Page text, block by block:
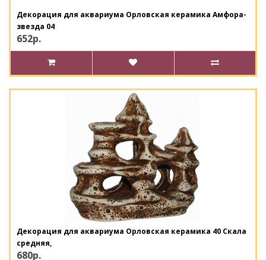
Декорация для аквариума Орловская керамика Амфора-
звезда 04
652р.
Декорация для аквариума Орловская керамика 40 Скала
средняя,
680р.